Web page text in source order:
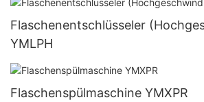
Flaschenentschlüsseler
YMLPH
Flaschenspülmaschine YMXPR